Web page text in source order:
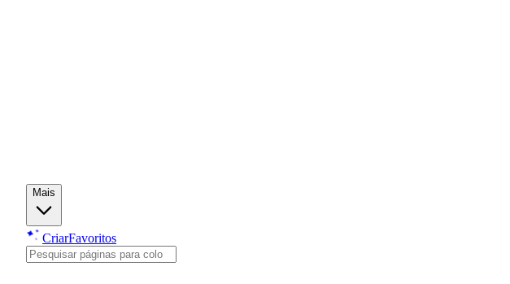
Mais
CriarFavoritos